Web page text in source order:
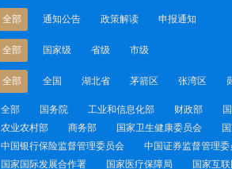
全部 通知公告 政策解读 申报通知
全部 国家级 省级 市级
全部 全国 湖北省 茅箭区 张湾区
全部 国务院 工业和信息化部 财政部
农业农村部
商务部 国家卫生健康委员会
中国银行保险监督管理委员会
中国证券监督管理委
国家国际发展合作署
国家医疗保障局
国家互